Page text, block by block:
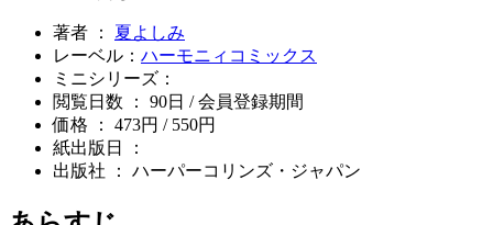
著者 ： 夏よしみ
レーベル： ハーモニィコミックス
ミニシリーズ：
閲覧日数 ： 90日 / 会員登録期間
価格 ： 473円 / 550円
紙出版日 ：
出版社 ： ハーパーコリンズ・ジャパン